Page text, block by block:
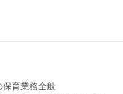
育業務全般